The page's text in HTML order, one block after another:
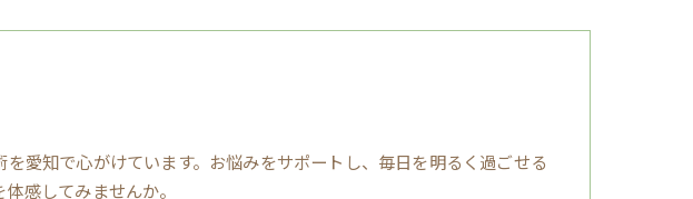
愛知で心がけています。お悩みをサポートし、毎日を明るく過ごせる
感してみませんか。